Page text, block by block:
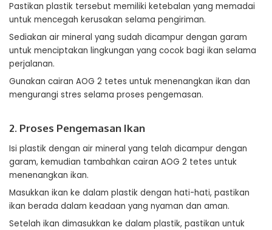
Pastikan plastik tersebut memiliki ketebalan yang memadai
untuk mencegah kerusakan selama pengiriman.
Sediakan air mineral yang sudah dicampur dengan garam
untuk menciptakan lingkungan yang cocok bagi ikan selama
perjalanan.
Gunakan cairan AOG 2 tetes untuk menenangkan ikan dan
mengurangi stres selama proses pengemasan.
2. Proses Pengemasan Ikan
Isi plastik dengan air mineral yang telah dicampur dengan
garam, kemudian tambahkan cairan AOG 2 tetes untuk
menenangkan ikan.
Masukkan ikan ke dalam plastik dengan hati-hati, pastikan
ikan berada dalam keadaan yang nyaman dan aman.
Setelah ikan dimasukkan ke dalam plastik, pastikan untuk